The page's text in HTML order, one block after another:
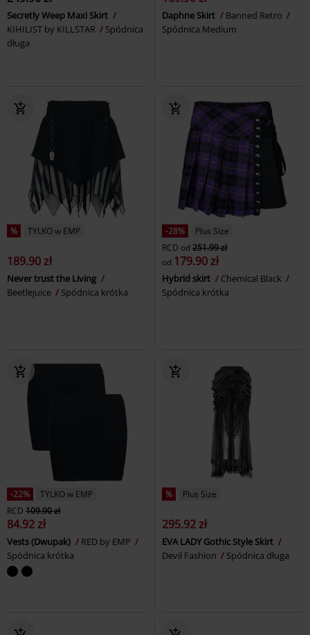
Secretly Weep Maxi Skirt
KIHILIST by KILLSTAR
Spódnica
długa
Daphne Skirt
Banned Retro
Spódnica Medium
% TYLKO w EMP
189.90 zł
Never trust the Living
Beetlejuice
Spódnica krótka
-28%
Plus Size
RCD od 251.99 zł
od 179.90 zł
Hybrid skirt
Chemical Black
Spódnica krótka
-22%
TYLKO w EMP
RCD 109.90 zł
84.92 zł
Vests (Dwupak)
RED by EMP
Spódnica krótka
% Plus Size
295.92 zł
EVA LADY Gothic Style Skirt
Devil Fashion
Spódnica długa